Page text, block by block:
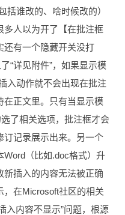
括谁改的、啥时候改的）
多人以为开了【在批注框
还有一个隐藏开关没打
“详见附件”，如果显示模
入动作就不会出现在批注
在正文里。只有当显示模
了相关选项，批注框才会
订记录展示出来。另一个
（比如.doc格式）升
新插入的内容无法被正确
，在Microsoft社区的相关
入内容不显示”问题，根源